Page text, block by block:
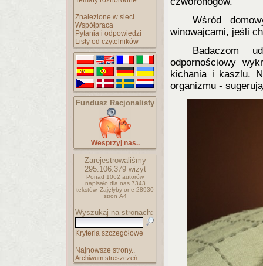
Znalezione w sieci
Współpraca
Pytania i odpowiedzi
Listy od czytelników
Fundusz Racjonalisty
Wesprzyj nas..
Zarejestrowaliśmy
295.106.379wizyt
Ponad 1062 autorów
napisało dla nas 7343
tekstów. Zajęłyby one 28930
stron A4
Wyszukaj na stronach:
Kryteria szczegółowe
Najnowsze strony..
Archiwum streszczeń..
Wśród
winowajcami, jeśli
Badaczom
odpornościowy
kichania i kaszlu.
organizmu -